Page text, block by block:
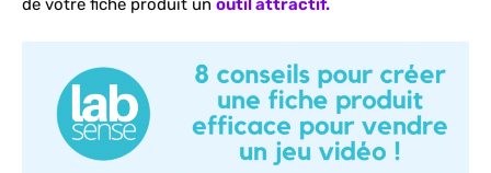
de votre fiche produit un outil attractif.